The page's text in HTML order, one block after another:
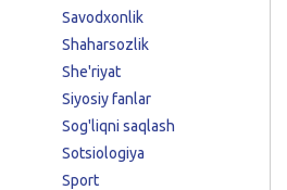
Savodxonlik
Shaharsozlik
She'riyat
Siyosiy fanlar
Sog'liqni saqlash
Sotsiologiya
Sport